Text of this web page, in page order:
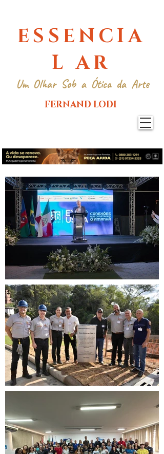
ESSENCIA
L AR
Um Olhar Sob a Ótica da Arte
FERNAND LODI